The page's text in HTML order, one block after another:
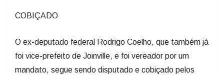
COBIÇADO
O ex-deputado federal Rodrigo Coelho, que também já
foi vice-prefeito de Joinville, e foi vereador por um
mandato, segue sendo disputado e cobiçado pelos